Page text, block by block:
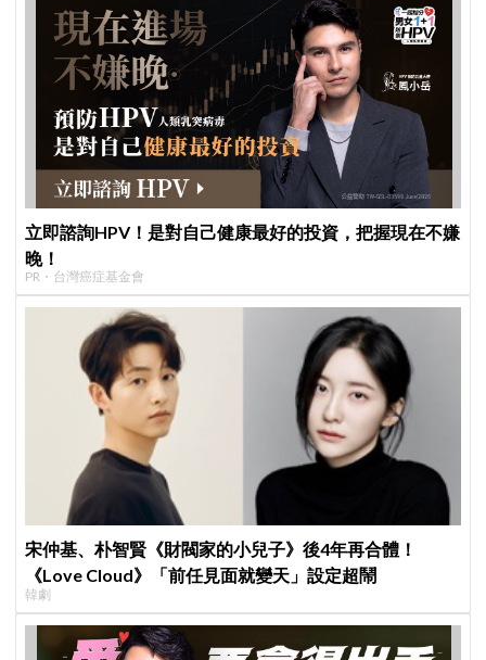
立即諮詢HPV！是對自己健康最好的投資，把握現在不嫌
晚！
PR・台灣癌症基金會
宋仲基、朴智賢《財閥家的小兒子》後4年再合體！
《Love Cloud》「前任見面就變天」設定超鬧
韓劇